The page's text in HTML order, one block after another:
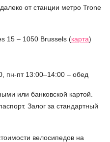
от станции метро Trone
15 – 1050 Brussels (карта)
пн-пт 13:00–14:00 – обед
или банковской картой.
Залог за стандартный
велосипедов на